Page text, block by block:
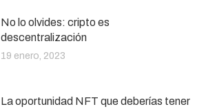
No lo olvides: cripto es
descentralización
19 enero, 2023
La oportunidad NFT que deberías tener